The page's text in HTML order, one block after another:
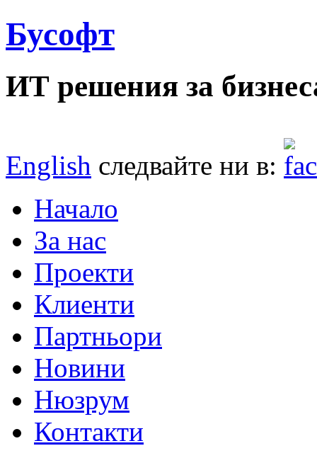
Бусофт
ИТ решения за
English следвайте ни в:
Начало
За нас
Проекти
Клиенти
Партньори
Новини
Нюзрум
Контакти